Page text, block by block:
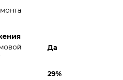
Да
29%